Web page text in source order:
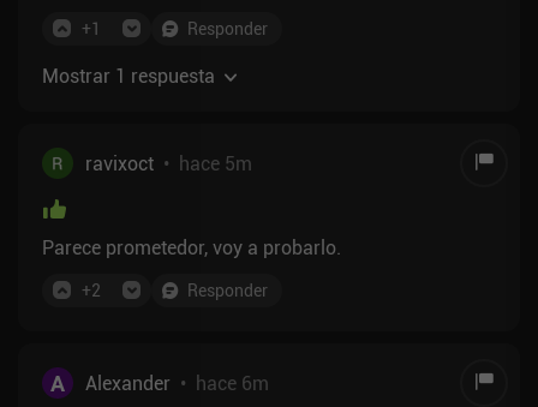
+1 Responder
Mostrar 1 respuesta
ravixoct • hace 5m
Parece prometedor, voy a probarlo.
+2 Responder
A Alexander • hace 6m